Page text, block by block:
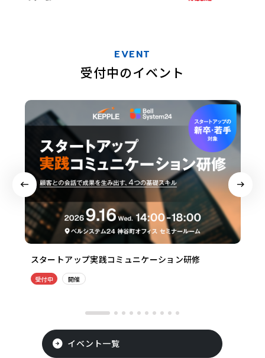
EVENT
受付中のイベント
スタートアップ実践コミュニケーション研修
受付中 開催
イベント一覧